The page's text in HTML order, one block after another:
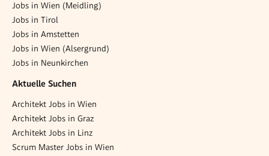
Jobs in Wien (Meidling)
Jobs in Tirol
Jobs in Amstetten
Jobs in Wien (Alsergrund)
Jobs in Neunkirchen
Aktuelle Suchen
Architekt Jobs in Wien
Architekt Jobs in Graz
Architekt Jobs in Linz
Scrum Master Jobs in Wien